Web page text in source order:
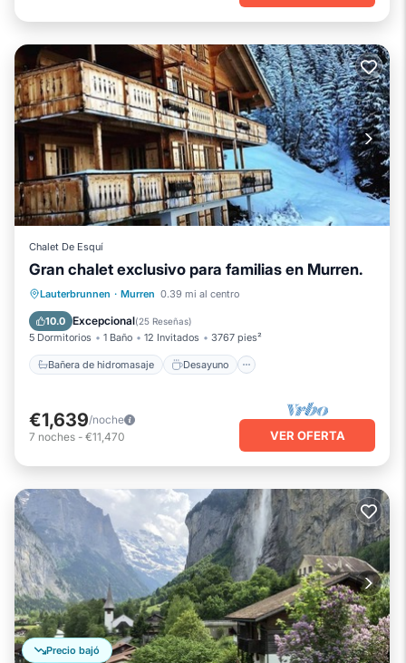
Chalet De Esquí
Gran chalet exclusivo para familias en Murren.
Lauterbrunnen · Murren 0.39 mi al centro
10.0 Excepcional(25 Reseñas)
5 Dormitorios 1 Baño 12 Invitados 3767 pies²
Bañera de hidromasaje Desayuno
Bañera de hidromasaje
Desayuno
Aparcamiento
€1,639/noche
7 noches - €11,470 VER OFERTA
Precio bajó